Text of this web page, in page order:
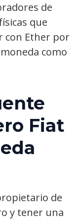
de
que
con Ether por
como
Fiat
de
y tener una